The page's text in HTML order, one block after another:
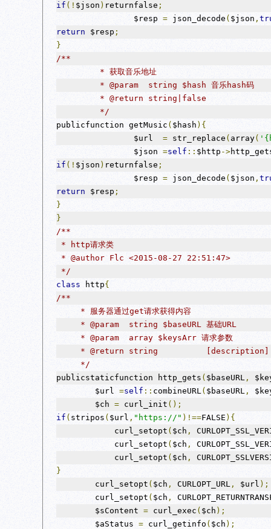
if (! $json ) returnfalse ;
		$resp
= json_decode ( $json ,
return $resp ;
}
/**
	 * 获取音乐地址
	 * @param  string $hash 音乐hash码
	 * @return string|false
	 */
publicfunction getMusic ( $hash ){
		$url
= str_replace ( array(
		$json
=self :: $http ->
if (! $json ) returnfalse ;
		$resp
= json_decode( $json ,
return $resp ;
}
}
/**
* http请求类
* @author Flc <2015-08-27 22:51:47>
*/
class http{
/**
     * 服务器通过get请求获得内容
     * @param  string $baseURL 基础URL
     * @param  array $keysArr 请求参数
     * @return string          [description]
     */
publicstaticfunction http_gets ( $baseURL ,
        $url
=self :: combineURL( $baseURL ,
        $ch
= curl_init ();
if ( stripos ( $url , "https://" )!==FALSE ){
            curl_setopt
( $ch ,
            curl_setopt
( $ch ,
            curl_setopt
( $ch ,
}
        curl_setopt
( $ch , CURLOPT_URL , $url );
        curl_setopt
( $ch ,
        $sContent
= curl_exec ( $ch );
        $aStatus
= curl_getinfo ( $ch );